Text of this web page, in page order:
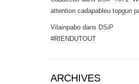
attention cadapableu topgun
Vilainpabo dans DSiP
#RIENDUTOUT
ARCHIVES